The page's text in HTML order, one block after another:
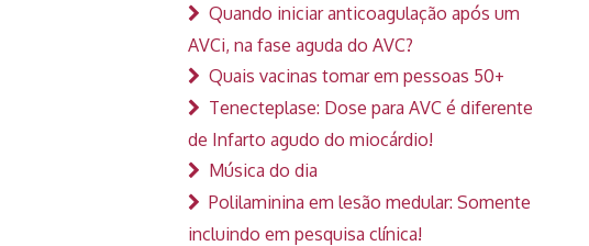
Quando iniciar anticoagulação após um
AVCi, na fase aguda do AVC?
Quais vacinas tomar em pessoas 50+
Tenecteplase: Dose para AVC é diferente
de Infarto agudo do miocárdio!
Música do dia
Polilaminina em lesão medular: Somente
incluindo em pesquisa clínica!